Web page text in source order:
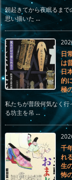
朝起きてから夜眠るま
思い描いた ...
日
は
日
的
極
私たちが普段何気なく
る坊主を吊 ...
千
れ
生
怖